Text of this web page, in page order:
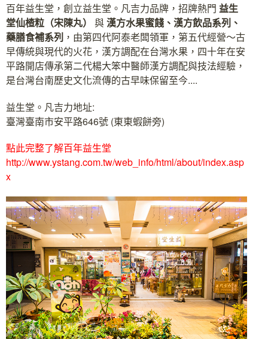
百年益生堂，創立益生堂。凡吉力品牌，招牌熱門 益生
堂仙楂粒（宋陳丸） 與漢方水果蜜餞、漢方飲品系列、
藥膳食補系列 ，由第四代阿泰老闆領軍，第五代經營～古
早傳統與現代的火花，漢方調配在台灣水果，四十年在安
平路開店傳承第二代楊大笨中醫師漢方調配與技法經驗，
是台灣台南歷史文化流傳的古早味保留至今....
益生堂。凡吉力地址:
臺灣臺南市安平路646號 (東東蝦餅旁)
點此完整了解百年益生堂
http://www.ystang.com.tw/web_info/html/about/index.asp
x